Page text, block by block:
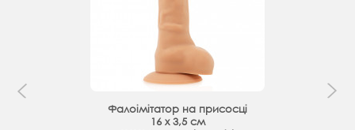
Фалоімітатор на присосці
16 х 3,5 см